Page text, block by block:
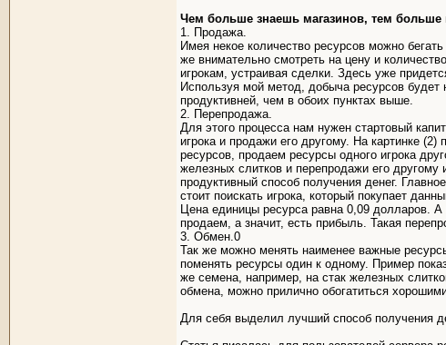
Чем больше знаешь магазинов, тем
1. Продажа.
Имея некое количество ресурсов можно
же внимательно смотреть на цену и
игрокам, устраивая сделки. Здесь уже
Используя мой метод, добыча ресурсов
продуктивней, чем в обоих пунктах выше.
2. Перепродажа.
Для этого процесса нам нужен стартовый
игрока и продажи его другому. На картинке
ресурсов, продаем ресурсы одного игрока
железных слитков и перепродажи его
продуктивный способ получения денег.
стоит поискать игрока, который покупает
Цена единицы ресурса равна 0,09 долларов.
продаем, а значит, есть прибыль. Такая
3. Обмен.0
Так же можно менять наименее важные
поменять ресурсы один к одному. Пример
же семена, например, на стак железных
обмена, можно прилично обогатиться
Для себя выделил лучший способ получения